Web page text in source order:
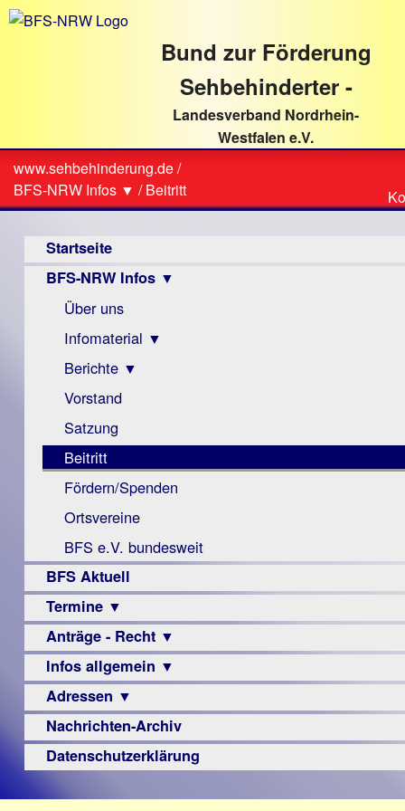
direkt
Bund zur Förderung
Sehbehinderter -
Landesverband Nordrhein-
Westfalen e.V.
Sie
sind
hier
www.sehbehinderung.de/
BFS-NRW Infos ▼ /Beitritt
Startseite
BFS-NRW Infos ▼
Über uns
Infomaterial ▼
Visus
Zeitschrift
Monokular
Mac
Instagram-
Links
Berichte ▼
Archiv
Berichte
Vorstand
Satzung
Beitritt
Fördern/Spenden
Ortsvereine
BFS e.V. bundesweit
BFS Aktuell
Termine ▼
Veranstaltungsprogramme
Anträge - Recht ▼
Archiv
Urteile
Infos allgemein ▼
Sehbehinderung
Frühförderung
Schule
–
Adressen ▼
Augenoptiker
Berufsbildungswerke
Nachrichten-Archiv
Datenschutzerklärung